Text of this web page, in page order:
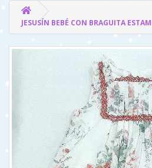
JESUSÍN BEBÉ CON BRAGUITA